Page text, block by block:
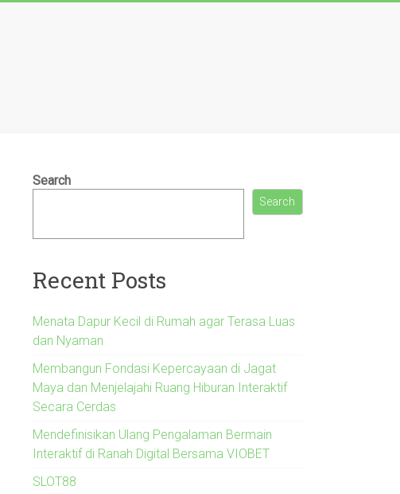
Search
Search
Recent Posts
Menata Dapur Kecil di Rumah agar Terasa Luas
dan Nyaman
Membangun Fondasi Kepercayaan di Jagat
Maya dan Menjelajahi Ruang Hiburan Interaktif
Secara Cerdas
Mendefinisikan Ulang Pengalaman Bermain
Interaktif di Ranah Digital Bersama VIOBET
SLOT88